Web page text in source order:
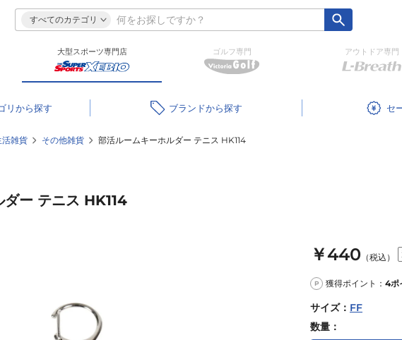
すべてのカテゴリ
大型スポーツ専門店 ゴルフ専門 アウトドア専門
リ ブランド セ
活雑貨 その他雑貨 部活ルームキーホルダー テニス HK114
ー テニス HK114
￥440 （税込）
P 獲得ポイント： 4ポ
サイズ： FF
数量：